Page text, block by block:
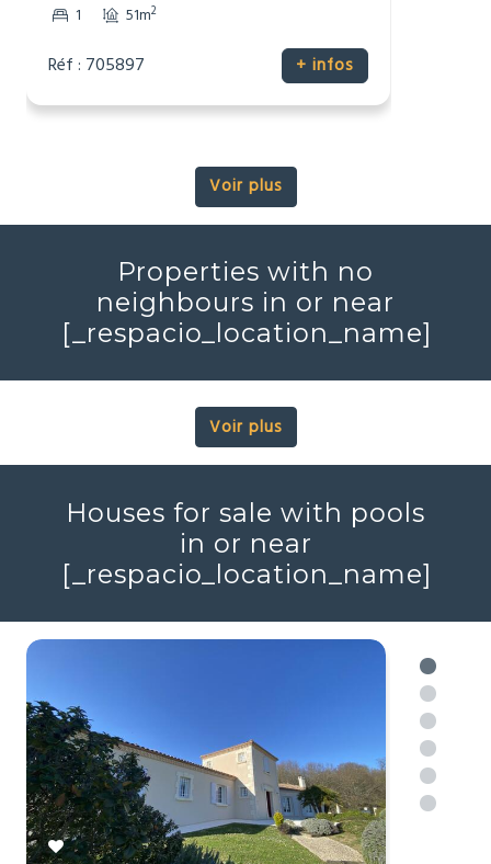
Ski
51m
Réf : 705897 + infos
Voir plus
Properties with no
neighbours in or near
Voir plus
Houses for sale with pools
in or near